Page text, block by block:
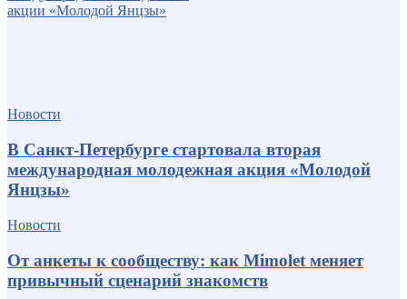
Новости
В Санкт-Петербурге стартовала вторая
международная молодежная акция «Молодой
Янцзы»
Новости
От анкеты к сообществу: как Mimolet меняет
привычный сценарий знакомств